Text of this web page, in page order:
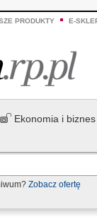
PRODUKTY E-
Ekonomia i biznes
Zobacz ofertę